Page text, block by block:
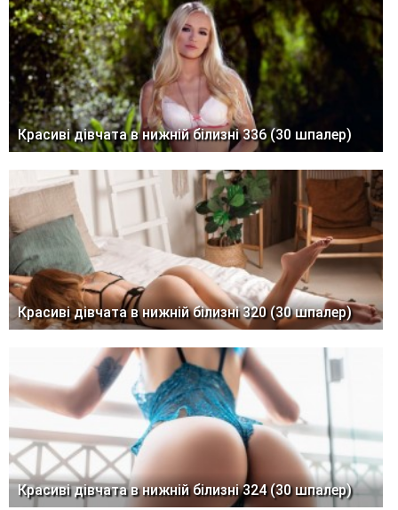
Красиві дівчата в нижній білизні 336 (30 шпалер)
Красиві дівчата в нижній білизні 320 (30 шпалер)
Красиві дівчата в нижній білизні 324 (30 шпалер)